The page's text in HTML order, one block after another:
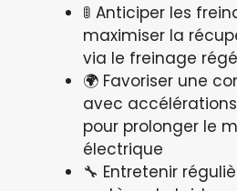
🚦 Anticiper les
maximiser la
via le freinage
🌍 Favoriser une
avec
pour prolonger le
électrique
🔧 Entretenir